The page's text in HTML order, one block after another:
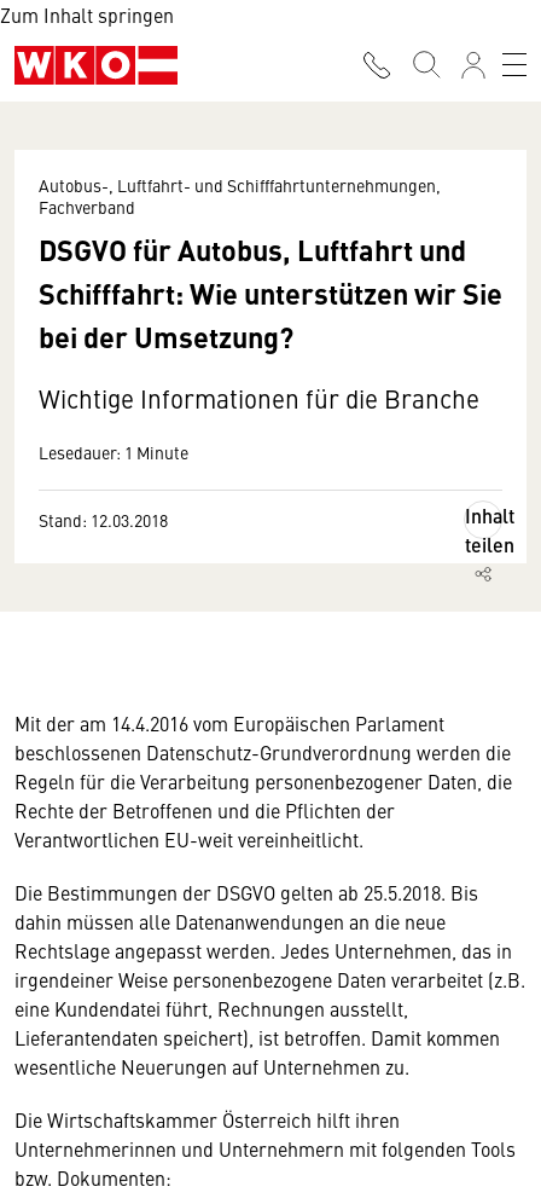
Zum Inhalt springen
Autobus-, Luftfahrt- und Schifffahrtunternehmungen,
Fachverband
DSGVO für Autobus, Luftfahrt und
Schifffahrt: Wie unterstützen wir Sie
bei der Umsetzung?
Wichtige Informationen für die Branche
Lesedauer: 1 Minute
Stand: 12.03.2018
Inhalt
teilen
Mit der am 14.4.2016 vom Europäischen Parlament
beschlossenen Datenschutz-Grundverordnung werden die
Regeln für die Verarbeitung personenbezogener Daten, die
Rechte der Betroffenen und die Pflichten der
Verantwortlichen EU-weit vereinheitlicht.
Die Bestimmungen der DSGVO gelten ab 25.5.2018. Bis
dahin müssen alle Datenanwendungen an die neue
Rechtslage angepasst werden. Jedes Unternehmen, das in
irgendeiner Weise personenbezogene Daten verarbeitet (z.B.
eine Kundendatei führt, Rechnungen ausstellt,
Lieferantendaten speichert), ist betroffen. Damit kommen
wesentliche Neuerungen auf Unternehmen zu.
Die Wirtschaftskammer Österreich hilft ihren
Unternehmerinnen und Unternehmern mit folgenden Tools
bzw. Dokumenten: